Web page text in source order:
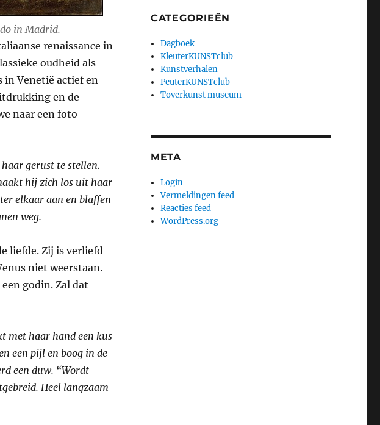
in Madrid.
renaissance in
oudheid als
Venetië actief en
en de
naar een foto
gerust te stellen.
hij zich los uit haar
elkaar aan en blaffen
weg.
liefde. Zij is verliefd
niet weerstaan.
godin. Zal dat
met haar hand een kus
een pijl en boog in de
een duw. “Wordt
Heel langzaam
CATEGORIEËN
Dagboek
KleuterKUNSTclub
Kunstverhalen
PeuterKUNSTclub
Toverkunst museum
META
Login
Vermeldingen feed
Reacties feed
WordPress.org